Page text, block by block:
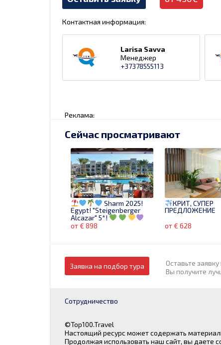
Контактная информация:
Larisa Savva
Менеджер
+37378555113
Реклама:
Сейчас просматривают
Sharm 2025!
Egypt! "Steigenberger
Alcazar" 5*!
от € 898
КРИТ, СУПЕР
ПРЕДЛОЖЕНИЕ
от € 628
Заявка на подбор тура
Оставьте
Вы получите
Сотрудничество
©Top100.Travel
Настоящий ресурс может содержать
Продолжая использовать наш сайт, вы даете